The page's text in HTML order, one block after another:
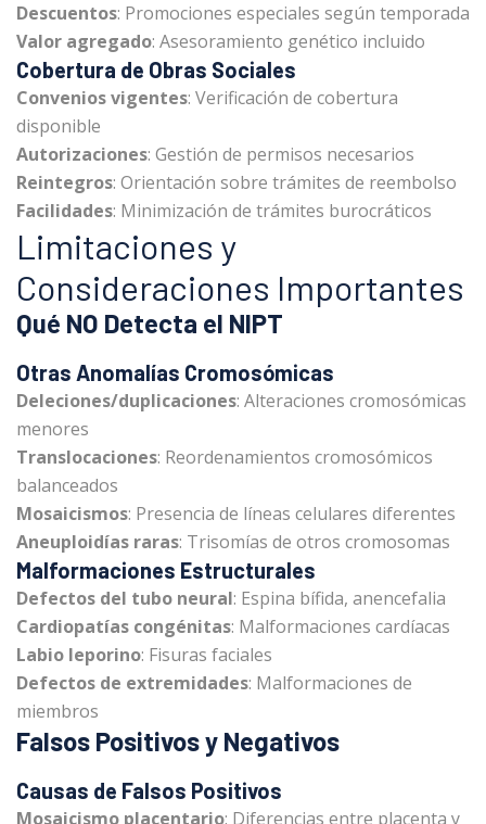
Descuentos: Promociones especiales según temporada
Valor agregado: Asesoramiento genético incluido
Cobertura de Obras Sociales
Convenios vigentes: Verificación de cobertura
disponible
Autorizaciones: Gestión de permisos necesarios
Reintegros: Orientación sobre trámites de reembolso
Facilidades: Minimización de trámites burocráticos
Limitaciones y
Consideraciones Importantes
Qué NO Detecta el NIPT
Otras Anomalías Cromosómicas
Deleciones/duplicaciones: Alteraciones cromosómicas
menores
Translocaciones: Reordenamientos cromosómicos
balanceados
Mosaicismos: Presencia de líneas celulares diferentes
Aneuploidías raras: Trisomías de otros cromosomas
Malformaciones Estructurales
Defectos del tubo neural: Espina bífida, anencefalia
Cardiopatías congénitas: Malformaciones cardíacas
Labio leporino: Fisuras faciales
Defectos de extremidades: Malformaciones de
miembros
Falsos Positivos y Negativos
Causas de Falsos Positivos
Mosaicismo placentario: Diferencias entre placenta y